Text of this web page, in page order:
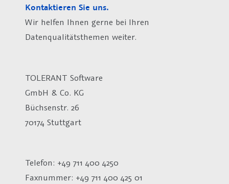
Kontaktieren Sie uns.
Wir helfen Ihnen gerne bei Ihren
Datenqualitätsthemen weiter.
TOLERANT Software
GmbH & Co. KG
Büchsenstr. 26
70174 Stuttgart
Telefon: +49 711 400 4250
Faxnummer: +49 711 400 425 01